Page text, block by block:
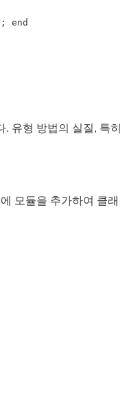
end
유형 방법의 실질, 특히
모듈을 추가하여 클래